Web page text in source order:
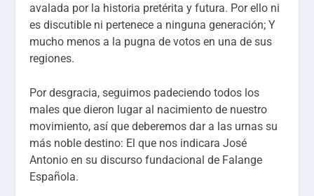
avalada por la historia pretérita y futura. Por ello ni
es discutible ni pertenece a ninguna generación; Y
mucho menos a la pugna de votos en una de sus
regiones.
Por desgracia, seguimos padeciendo todos los
males que dieron lugar al nacimiento de nuestro
movimiento, así que deberemos dar a las urnas su
más noble destino: El que nos indicara José
Antonio en su discurso fundacional de Falange
Española.